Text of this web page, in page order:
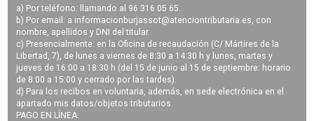
a) Por teléfono: llamando al 96 316 05 65.
b) Por email: a informacionburjassot@atenciontributaria.es, con
nombre, apellidos y DNI del titular.
c) Presencialmente: en la Oficina de recaudación (C/ Mártires de la
Libertad, 7), de lunes a viernes de 8:30 a 14:30 h y lunes, martes y
jueves de 16:00 a 18:30 h (del 15 de junio al 15 de septiembre: horario
de 8:00 a 15:00 y cerrado por las tardes).
d) Para los recibos en voluntaria, además, en sede electrónica en el
apartado mis datos/objetos tributarios.
PAGO EN LÍNEA: